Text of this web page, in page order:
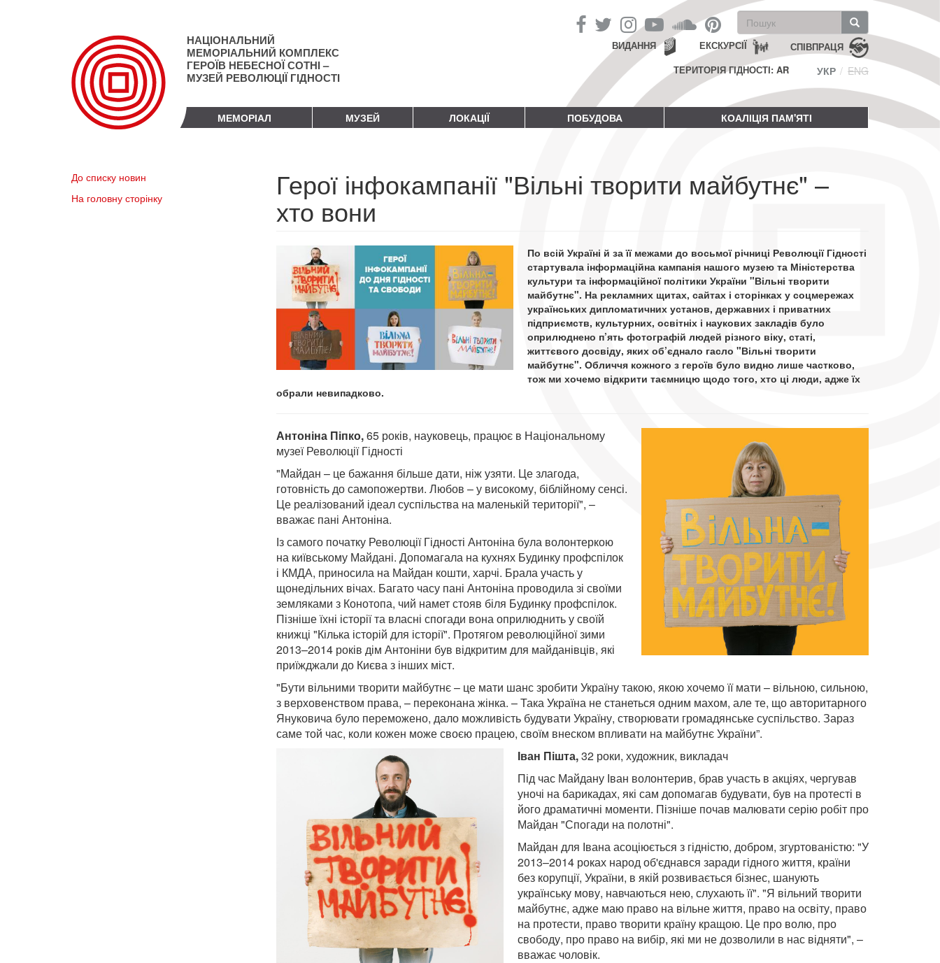
НАЦІОНАЛЬНИЙ
МЕМОРІАЛЬНИЙ КОМПЛЕКС
ГЕРОЇВ НЕБЕСНОЇ СОТНІ –
МУЗЕЙ РЕВОЛЮЦІЇ ГІДНОСТІ
Пошукова
форма
Пошук СПІВПРАЦЯ
ЕКСКУРСІЇ
ВИДАННЯ
ТЕРИТОРІЯ ГІДНОСТІ: AR
УКР ENG
МЕМОРІАЛ МУЗЕЙ ЛОКАЦІЇ ПОБУДОВА КОАЛІЦІЯ ПАМ'ЯТІ
До списку новин
На головну сторінку
Герої інфокампанії "Вільні творити майбутнє" –
хто вони
По всій Україні й за її межами до восьмої річниці Революції Гідності
стартувала інформаційна кампанія нашого музею та Міністерства
культури та інформаційної політики України "Вільні творити
майбутнє". На рекламних щитах, сайтах і сторінках у соцмережах
українських дипломатичних установ, державних і приватних
підприємств, культурних, освітніх і наукових закладів було
оприлюднено п’ять фотографій людей різного віку, статі,
життєвого досвіду, яких об’єднало гасло "Вільні творити
майбутнє". Обличчя кожного з героїв було видно лише частково,
тож ми хочемо відкрити таємницю щодо того, хто ці люди, адже їх
обрали невипадково.
Антоніна Піпко,65 років, науковець, працює в Національному
музеї Революції Гідності
"Майдан – це бажання більше дати, ніж узяти. Це злагода,
готовність до самопожертви. Любов – у високому, біблійному сенсі.
Це реалізований ідеал суспільства на маленькій території", –
вважає пані Антоніна.
Із самого початку Революції Гідності Антоніна була волонтеркою
на київському Майдані. Допомагала на кухнях Будинку профспілок
і КМДА, приносила на Майдан кошти, харчі. Брала участь у
щонедільних вічах. Багато часу пані Антоніна проводила зі своїми
земляками з Конотопа, чий намет стояв біля Будинку профспілок.
Пізніше їхні історії та власні спогади вона оприлюднить у своїй
книжці "Кілька історій для історії". Протягом революційної зими
2013–2014 років дім Антоніни був відкритим для майданівців, які
приїжджали до Києва з інших міст.
"Бути вільними творити майбутнє – це мати шанс зробити Україну такою, якою хочемо її мати – вільною, сильною,
з верховенством права, – переконана жінка. – Така Україна не станеться одним махом, але те, що авторитарного
Януковича було переможено, дало можливість будувати Україну, створювати громадянське суспільство. Зараз
саме той час, коли кожен може своєю працею, своїм внеском впливати на майбутнє України”.
Іван Пішта,32 роки, художник, викладач
Під час Майдану Іван волонтерив, брав участь в акціях, чергував
уночі на барикадах, які сам допомагав будувати, був на протесті в
його драматичні моменти. Пізніше почав малювати серію робіт про
Майдан "Спогади на полотні".
Майдан для Івана асоціюється з гідністю, добром, згуртованістю: "У
2013–2014 роках народ об'єднався заради гідного життя, країни
без корупції, України, в якій розвивається бізнес, шанують
українську мову, навчаються нею, слухають її". "Я вільний творити
майбутнє, адже маю право на вільне життя, право на освіту, право
на протести, право творити країну кращою. Це про волю, про
свободу, про право на вибір, які ми не дозволили в нас відняти", –
вважає чоловік.